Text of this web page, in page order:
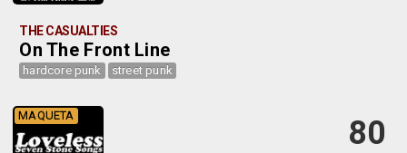
THE CASUALTIES
On The Front Line
hardcore punk street punk
80
MAQUETA